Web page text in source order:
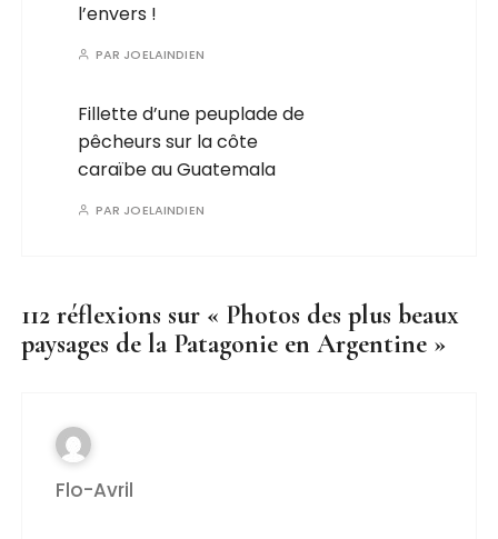
l’envers !
PAR JOELAINDIEN
Fillette d’une peuplade de
pêcheurs sur la côte
caraïbe au Guatemala
PAR JOELAINDIEN
112 réflexions sur « Photos des plus beaux
paysages de la Patagonie en Argentine »
Flo-Avril